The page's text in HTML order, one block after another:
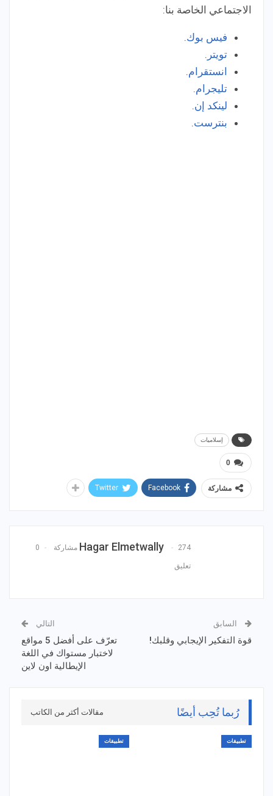
الاجتماعي الخاصة بنا:
فيس بوك.
تويتر .
انستقرام.
تليجرام.
لينكد إن.
بنترست.
إسلاميات
0
مشاركة Facebook
Twitter
Hagar Elmetwally 274 مشاركة 0
تعليق
السابق
قوة التفكير الإيجابي وقلبك!
التالي
تعرّف على أفضل 5 مواقع
لاختبار مستواك في اللغة
الإيطالية اون لاين
رُبما تُحِب أيضًا مقالات أكثر من الكاتب
تطبيقات تطبيقات